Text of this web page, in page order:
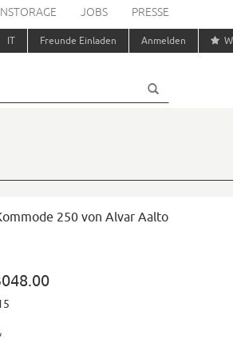
JOBS PRESSE
IT Freunde Einladen Anmelden
250 von Alvar Aalto